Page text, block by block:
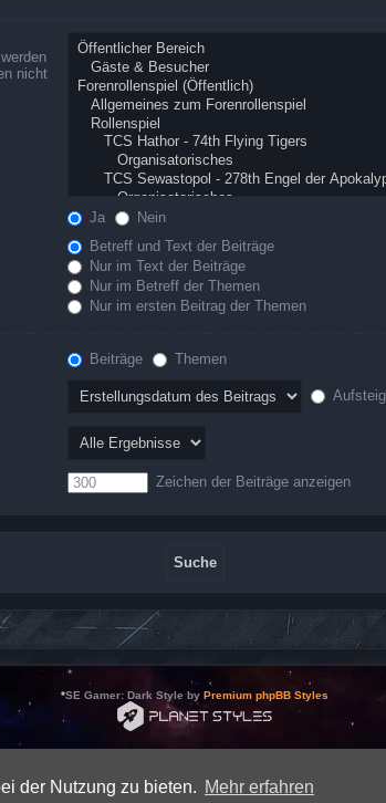
der Nutzung zu bieten. Mehr erfahren
nicht
Ja
Nein
Betreff und Text der Beiträge
Nur im Text der Beiträge
Nur im Betreff der Themen
Nur im ersten Beitrag der Themen
Beiträge
Themen
Zeichen der Beiträge anzeigen
*SE Gamer: Dark Style by Premium phpBB Styles
Powered byphpBB® Forum Software © phpBB Limited
Datenschutz|Nutzungsbedingungen